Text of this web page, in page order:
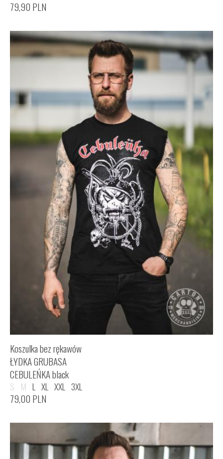
79,90 PLN
Koszulka bez rękawów
ŁYDKA GRUBASA
CEBULEŃKA black
S M L XL XXL 3XL
79,00 PLN